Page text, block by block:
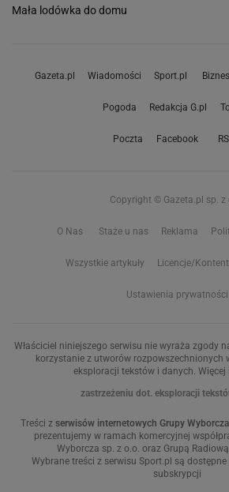
Mała lodówka do domu
Gazeta.pl Wiadomości Sport.pl Biznes
Pogoda Redakcja G.pl
Poczta Facebook
Copyright © Gazeta.pl sp. z
O Nas Staże u nas Reklama
Wszystkie artykuły Licencje/Kontent
Ustawienia prywatności
Właściciel niniejszego serwisu nie wyraża zgody
korzystanie z utworów rozpowszechnionych
eksploracji tekstów i danych.
zastrzeżeniu dot. eksploracji
Treści z serwisów internetowych Grupy
prezentujemy w ramach komercyjnej
Wyborcza sp. z o.o. oraz Grupą
Wybrane treści z serwisu Sport.pl są
subskrypcji